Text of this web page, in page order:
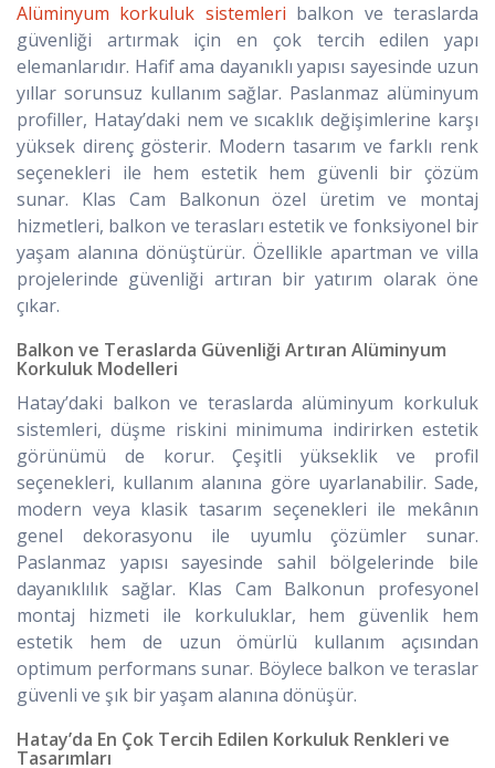
Alüminyum korkuluk sistemleri balkon ve teraslarda
güvenliği artırmak için en çok tercih edilen yapı
elemanlarıdır. Hafif ama dayanıklı yapısı sayesinde uzun
yıllar sorunsuz kullanım sağlar. Paslanmaz alüminyum
profiller, Hatay’daki nem ve sıcaklık değişimlerine karşı
yüksek direnç gösterir. Modern tasarım ve farklı renk
seçenekleri ile hem estetik hem güvenli bir çözüm
sunar. Klas Cam Balkonun özel üretim ve montaj
hizmetleri, balkon ve terasları estetik ve fonksiyonel bir
yaşam alanına dönüştürür. Özellikle apartman ve villa
projelerinde güvenliği artıran bir yatırım olarak öne
çıkar.
Balkon ve Teraslarda Güvenliği Artıran Alüminyum
Korkuluk Modelleri
Hatay’daki balkon ve teraslarda alüminyum korkuluk
sistemleri, düşme riskini minimuma indirirken estetik
görünümü de korur. Çeşitli yükseklik ve profil
seçenekleri, kullanım alanına göre uyarlanabilir. Sade,
modern veya klasik tasarım seçenekleri ile mekânın
genel dekorasyonu ile uyumlu çözümler sunar.
Paslanmaz yapısı sayesinde sahil bölgelerinde bile
dayanıklılık sağlar. Klas Cam Balkonun profesyonel
montaj hizmeti ile korkuluklar, hem güvenlik hem
estetik hem de uzun ömürlü kullanım açısından
optimum performans sunar. Böylece balkon ve teraslar
güvenli ve şık bir yaşam alanına dönüşür.
Hatay’da En Çok Tercih Edilen Korkuluk Renkleri ve
Tasarımları